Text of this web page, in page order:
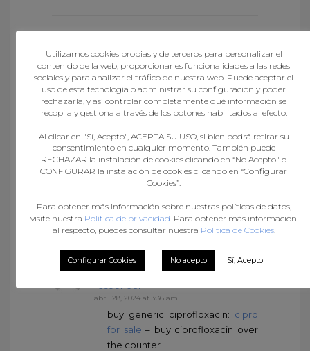
responder
abril 27, 2024 at 9:23 pm
http://lisinopril.network/#
price
lisinopril 20 mg
DavidDatsays :Accede para
responder
abril 27, 2024 at 10:30 pm
mg buy onlinebuy cytotec over
the counter
Randallmut says :Accede para
abril 28, 2024 at 3:36 am
buy generic ciprofloxacin: cipro
for sale – buy ciprofloxacin over
the counter
Utilizamos cookies propias y de terceros para personalizar el
contenido de la web, proporcionarles funcionalidades a las redes
sociales y para analizar el tráfico de nuestra web. Puede aceptar el
uso de esta tecnología o administrar su configuración y poder
rechazarla, y así controlar completamente qué información se
recopila y gestiona a través de los botones habilitados al efecto.
Al clicar en "Sí, Acepto", ACEPTA SU USO, si bien podrá retirar su
consentimiento en cualquier momento. También puede
RECHAZAR la instalación de cookies clicando en “No Acepto" o
CONFIGURAR la instalación de cookies clicando en “Configurar
Cookies”.
Para obtener más información sobre nuestras políticas de datos,
visite nuestra Política de privacidad . Para obtener más información
al respecto, puedes consultar nuestra Política de Cookies.
Configurar Cookies No acepto Sí, Acepto